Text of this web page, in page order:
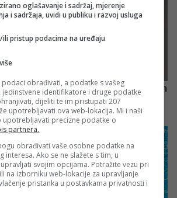
oglašavanje i sadržaj, mjerenje
i sadržaja, uvidi u publiku i razvoj usluga
ili pristup podacima na uređaju
podaci obrađivati, a podatke s vašeg
jedinstvene identifikatore i druge podatke
dijeliti te im pristupati 207
upotrebljavati ova web-lokacija. Mi i naši
upotrebljavati precizne podatke o
partnera.
obrađivati vaše osobne podatke na
interesa. Ako se ne slažete s tim, u
svojim opcijama. Potražite vezu pri
na izborniku web-lokacije za upravljanje
pristanka u postavkama privatnosti i